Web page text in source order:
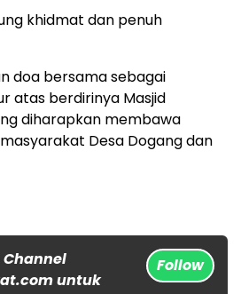
khidmat dan penuh
doa bersama sebagai
atas berdirinya Masjid
diharapkan membawa
Desa Dogang dan
untuk
Follow